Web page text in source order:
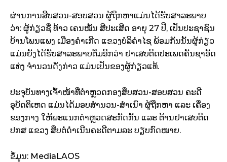
ຜ່ານການສືບສວນ-ສອບສວນ ຜູ້ຖືກຫາແມ່ນໄດ້ຮັບສາລະພາບ
ວ່າ: ຜູ້ກ່ຽວຊື່ ທ້າວ ເຄນໝັ້ນ ສີປະເສີດ ອາຍຸ 27 ປີ, ເປັນປະຊາຊົນ
ບ້ານໂພນແພງ ເມືອງຄຳເກີດ ແຂວງບໍລິຄຳໄຊ ພ້ອມກັນນັ້ນຜູ້ກ່ຽວ
ແມ່ນຍັງໄດ້ຮັບສາລະພາບຕື່ມອີກວ່າ ຢາເສບຕິດປະເພດຄັນຊາອັດ
ແທ່ງ ຈຳນວນດັ່ງກ່າວ ແມ່ນເປັນຂອງຜູ້ກ່ຽວແທ້.
ປະຈຸບັນທາງເຈົ້າໜ້າທີ່ຕຳຫຼວດກອງສຶບສວນ-ສອບສວນ ຄະດີ
ອຸບັດຕິເຫດ ແມ່ນໄດ້ມອບສຳນວນ-ສຳເນົາ ຜູ້ຖືກຫາ ແລະ ເຄື່ອງ
ຂອງກາງ ໃຫ້ພະແນກຕຳຫຼວດສະກັດກັ້ນ ແລະ ຕ້ານຢາເສບຕິດ
ປກສ ແຂວງ ສືບຕໍ່ດຳເນີນຄະດີຕາມລະ ບຽບກົດໝາຍ.
ຂໍ້ມູນ: MediaLAOS